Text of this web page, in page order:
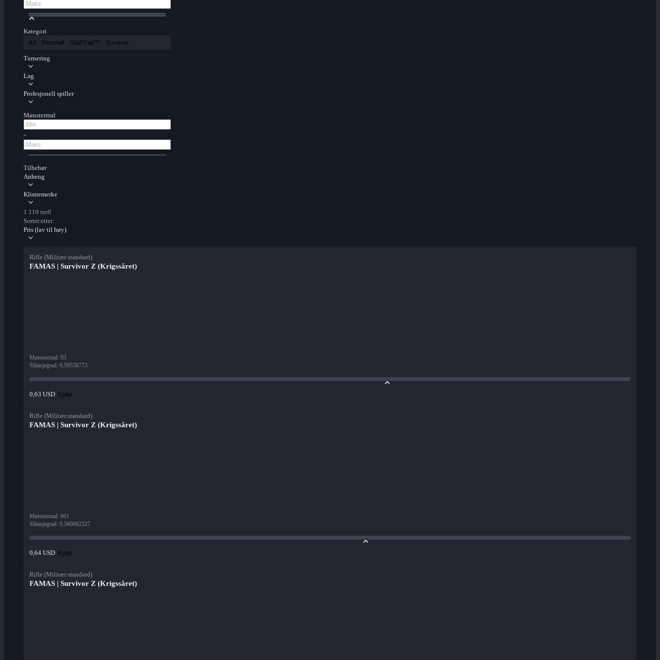
Kategori
All Normal StatTrak™ Suvenir
Turnering
Lag
Profesjonell spiller
Mønstermal
-
Tilbehør
Anheng
Klistremerke
1 119 treff
Sorter etter:
Pris (lav til høy)
Rifle (Militær standard)
FAMAS | Survivor Z (Krigssåret)
Mønstermal: 93
Slitasjegrad: 0,59558773
0,63 USD Kjøp
Rifle (Militær standard)
FAMAS | Survivor Z (Krigssåret)
Mønstermal: 661
Slitasjegrad: 0,560002327
0,64 USD Kjøp
Rifle (Militær standard)
FAMAS | Survivor Z (Krigssåret)